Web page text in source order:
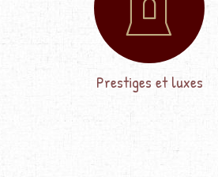
Prestiges et luxes